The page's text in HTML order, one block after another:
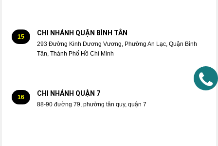
15 CHI NHÁNH QUẬN BÌNH TÂN
293 Đường Kinh Dương Vương, Phường An Lạc, Quận Bình
Tân, Thành Phố Hồ Chí Minh
16 CHI NHÁNH QUẬN 7
88-90 đường 79, phường tân quy, quận 7